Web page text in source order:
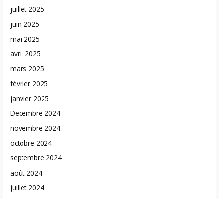
juillet 2025
juin 2025
mai 2025
avril 2025
mars 2025
février 2025
janvier 2025
Décembre 2024
novembre 2024
octobre 2024
septembre 2024
août 2024
juillet 2024